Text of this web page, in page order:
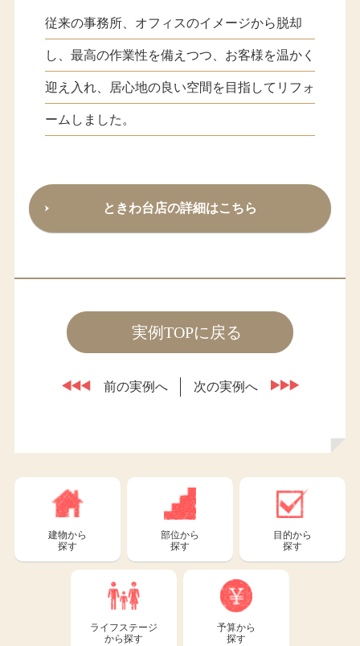
従来の事務所、オフィスのイメージから脱却
し、最高の作業性を備えつつ、お客様を温かく
迎え入れ、居心地の良い空間を目指してリフォ
ームしました。
ときわ台店の詳細はこちら
実例TOPに戻る
前の実例へ 次の実例へ
建物から
探す
部位から
探す
目的から
探す
ライフステージ
から探す
予算から
探す